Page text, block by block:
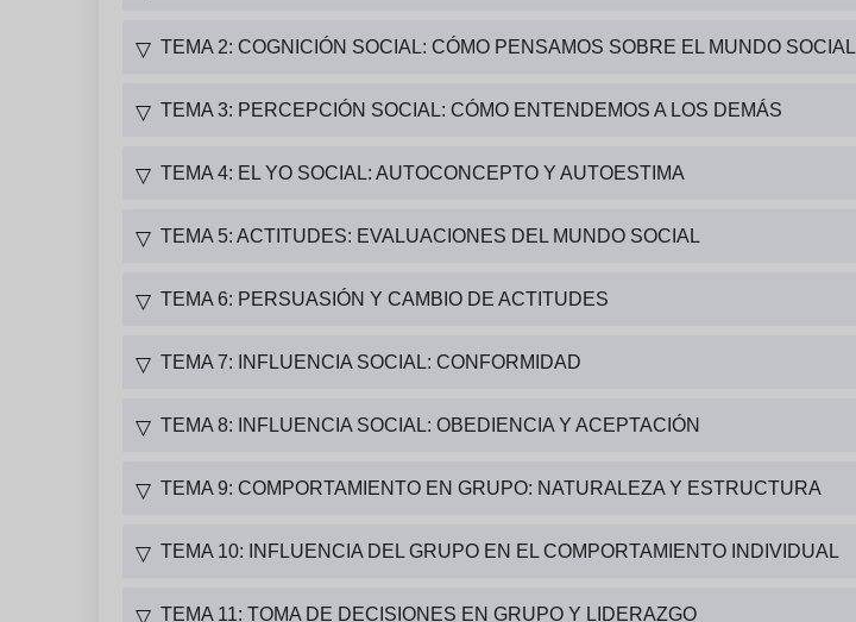
▽ TEMA 2: COGNICIÓN SOCIAL: CÓMO PENSAMOS SOBRE EL MUNDO SOCIAL
▽ TEMA 3: PERCEPCIÓN SOCIAL: CÓMO ENTENDEMOS A LOS DEMÁS
▽ TEMA 4: EL YO SOCIAL: AUTOCONCEPTO Y AUTOESTIMA
▽ TEMA 5: ACTITUDES: EVALUACIONES DEL MUNDO SOCIAL
▽ TEMA 6: PERSUASIÓN Y CAMBIO DE ACTITUDES
▽ TEMA 7: INFLUENCIA SOCIAL: CONFORMIDAD
▽ TEMA 8: INFLUENCIA SOCIAL: OBEDIENCIA Y ACEPTACIÓN
▽ TEMA 9: COMPORTAMIENTO EN GRUPO: NATURALEZA Y ESTRUCTURA
▽ TEMA 10: INFLUENCIA DEL GRUPO EN EL COMPORTAMIENTO INDIVIDUAL
▽ TEMA 11: TOMA DE DECISIONES EN GRUPO Y LIDERAZGO